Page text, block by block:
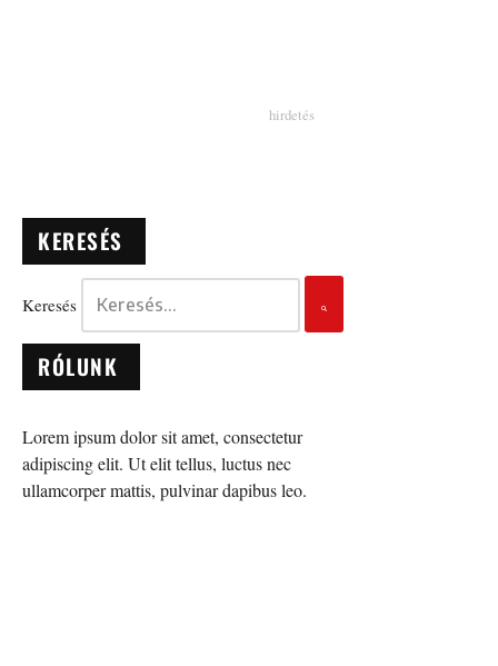
KERESÉS
Keresés
RÓLUNK
Lorem ipsum dolor sit amet, consectetur
adipiscing elit. Ut elit tellus, luctus nec
ullamcorper mattis, pulvinar dapibus leo.